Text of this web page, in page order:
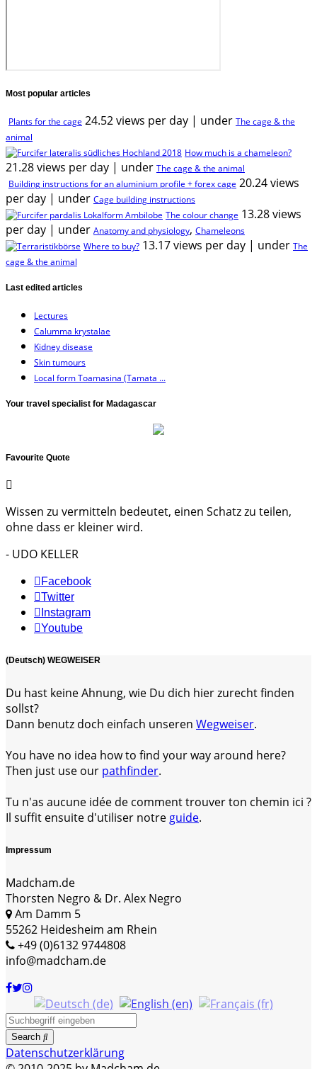
Most popular articles
Plants for the cage 24.52 views per day | under The cage & the
animal
How much is a chameleon?
21.28 views per day | under The cage & the animal
Building instructions for an aluminium profile + forex cage 20.24 views
per day | under Cage building instructions
The colour change 13.28 views
per day | under Anatomy and physiology, Chameleons
Where to buy? 13.17 views per day | under The
cage & the animal
Last edited articles
Lectures
Calumma krystalae
Kidney disease
Skin tumours
Local form Toamasina (Tamata ...
Your travel specialist for Madagascar
Favourite Quote
Wissen zu vermitteln bedeutet, einen Schatz zu teilen,
ohne dass er kleiner wird.
- UDO KELLER
Facebook
Twitter
Instagram
Youtube
(Deutsch) WEGWEISER
Du hast keine Ahnung, wie Du dich hier zurecht finden
sollst?
Dann benutz doch einfach unseren Wegweiser.
You have no idea how to find your way around here?
Then just use our pathfinder.
Tu n'as aucune idée de comment trouver ton chemin ici ?
Il suffit ensuite d'utiliser notre guide.
Impressum
Madcham.de
Thorsten Negro & Dr. Alex Negro
Am Damm 5
55262 Heidesheim am Rhein
+49 (0)6132 9744808
info@madcham.de
Search
Datenschutzerklärung